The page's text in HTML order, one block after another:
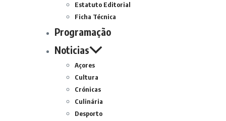
Estatuto Editorial
Ficha Técnica
Programação
Noticias
Açores
Cultura
Crónicas
Culinária
Desporto